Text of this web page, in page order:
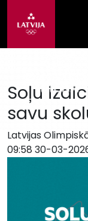
Soļu
savu
Latvijas
09:58 30-03-